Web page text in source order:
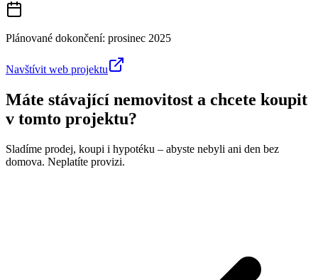
Plánované dokončení: prosinec 2025
Navštívit web projektu
Máte stávající nemovitost a chcete koupit
v tomto projektu?
Sladíme prodej, koupi i hypotéku – abyste nebyli ani den bez
domova. Neplatíte provizi.